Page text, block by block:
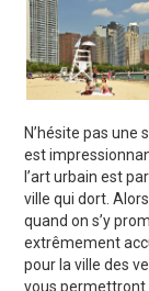
N’hésite pas une
est
l’art urbain est
ville qui dort.
quand on s’y
extrêmement
pour la ville des
vous permettront